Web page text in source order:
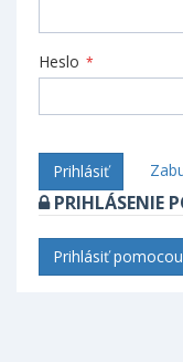
Heslo *
Prihlásiť
PRIHLÁSENIE
Prihlásiť